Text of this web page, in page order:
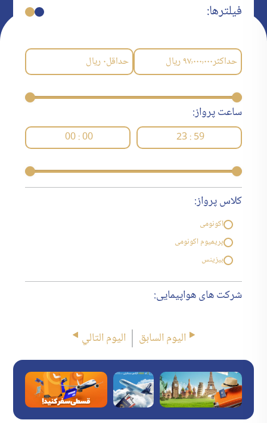
فیلترها:
حداکثر۹۷٬۰۰۰٬۰۰۰ریال حداقل۰ریال
ساعت پرواز:
23 : 59
00 : 00
کلاس پرواز:
اکونومی
پریمیوم اکونومی
بیزینس
شرکت های هواپیمایی:
اليوم السابق اليوم التالي